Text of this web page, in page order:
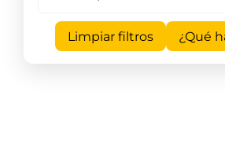
Limpiar filtros ¿Qué